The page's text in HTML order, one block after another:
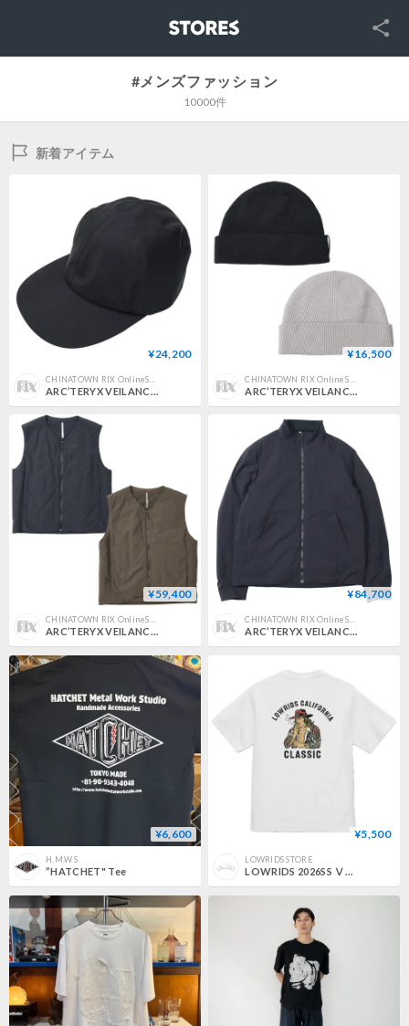
SNS
#メンズファッション
10000件
新着アイテム
¥24,200
ARC’TERYX VEILANCE（アークテリクス ヴェイランス）"Dynode Cap"
¥16,500
CHINATOWN RIX OnlineStore
ARC’TERYX VEILANCE（アークテリクス ヴェイランス）"Conic Wool Toque"
¥59,400
ARC’TERYX VEILANCE（アークテリクス ヴェイランス）"Naroda Insulated Vest M"
¥84,700
CHINATOWN RIX OnlineStore
ARC’TERYX VEILANCE（アークテリクス ヴェイランス）"Mionn Insulated Jacket M"
¥6,600
H.M.W.S
”HATCHET" Tee
¥5,500
LOWRIDS STORE
LOWRIDS 2026SS Ⅴ【Classic man】White限定